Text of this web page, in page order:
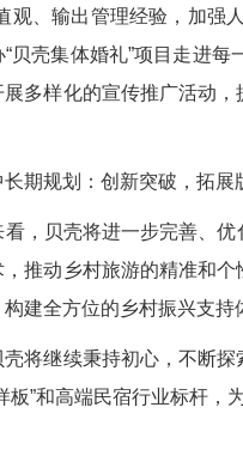
观、输出管理经验，加
贝壳集体婚礼”项目走进
多样化的宣传推广活动
规划：创新突破，拓展
贝壳将进一步完善、优化
，推动乡村旅游的精准和
建全方位的乡村振兴支持
继续秉持初心，不断探
板”和高端民宿行业标杆，